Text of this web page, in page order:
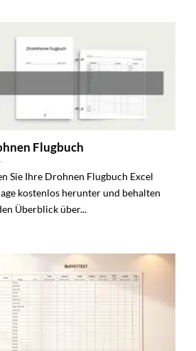
Flugbuch
Sie Ihre Drohnen Flugbuch Excel
kostenlos herunter und behalten
Überblick über...